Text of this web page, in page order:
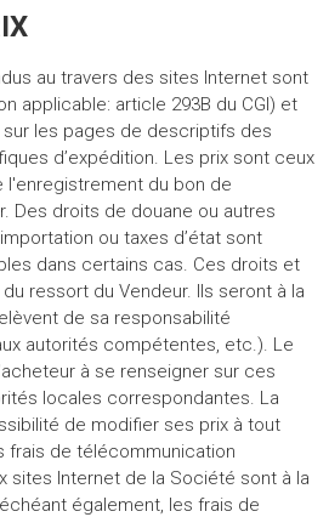
au travers des sites Internet sont
applicable: article 293B du CGI) et
les pages de descriptifs des
d’expédition. Les prix sont ceux
l'enregistrement du bon de
Des droits de douane ou autres
ou taxes d’état sont
dans certains cas. Ces droits et
ressort du Vendeur. Ils seront à la
de sa responsabilité
autorités compétentes, etc.). Le
à se renseigner sur ces
locales correspondantes. La
de modifier ses prix à tout
frais de télécommunication
sites Internet de la Société sont à la
également, les frais de